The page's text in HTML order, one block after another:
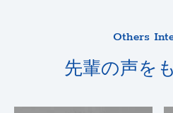
Others
先輩の声を